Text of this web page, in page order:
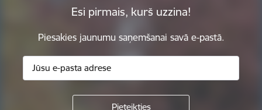
Esi pirmais, kurš uzzina!
Piesakies jaunumu saņemšanai savā e-pastā.